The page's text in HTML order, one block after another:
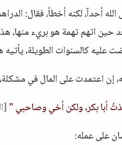
أحداً، لكنه أخطأ، فقال:
اتهم تهمة هو بريء منها،
عليه كالسنوات الطويلة،
إن اعتمدت على المال في
أبا بكر، ولكن أخي وصاحبي "
على عمله: